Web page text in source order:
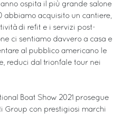
ospita il più grande salone
abbiamo acquisito un cantiere,
di refit e i servizi post-
ci sentiamo davvero a casa e
al pubblico americano le
reduci dal trionfale tour nei
Boat Show 2021 prosegue
Group con prestigiosi marchi